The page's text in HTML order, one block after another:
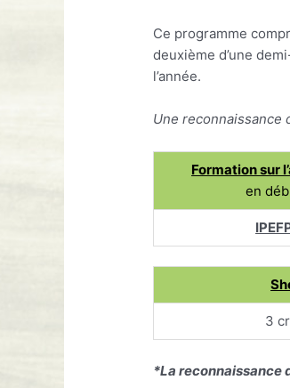
Ce programme
deuxième d’une
l’année.
Une reconnaissance
Formation sur
en
3
*La reconnaissance